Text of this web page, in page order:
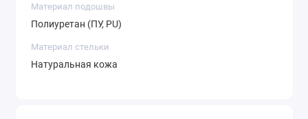
Материал подошвы
Полиуретан (ПУ, PU)
Материал стельки
Натуральная кожа